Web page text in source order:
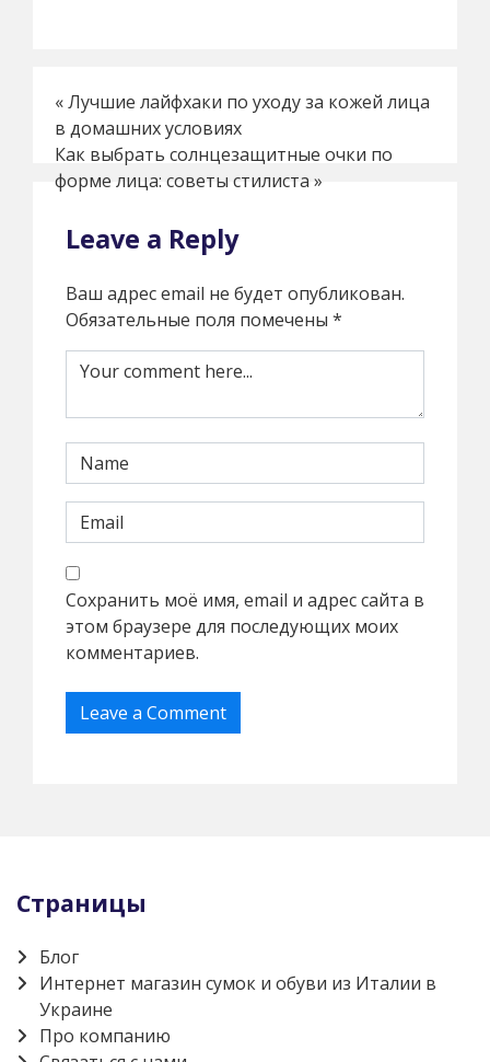
«Лучшие лайфхаки по уходу за кожей лица
в домашних условиях
Как выбрать солнцезащитные очки по
форме лица: советы стилиста »
Leave a Reply
Ваш адрес email не будет опубликован.
Обязательные поля помечены *
Сохранить моё имя, email и адрес сайта в
этом браузере для последующих моих
комментариев.
Страницы
Блог
Интернет магазин сумок и обуви из Италии в
Украине
Про компанию